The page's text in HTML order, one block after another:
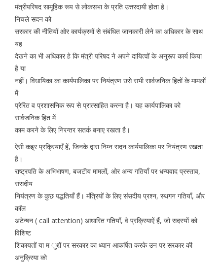
मंत्रीपरिषद सामूहिक रूप से लोकसभा के प्रति उत्तरदायी होता हे।
निचले सदन को
सरकार की नीतियों ओर कार्यक्रमों से संबंधित जानकारी लेने का अधिकार के साथ
यह
देखने का भी अधिकार हे कि मंत्री परिषद ने अपने दायित्वों के अनुरूप कार्य किया
है या
नहीं। विधायिका का कार्यपालिका पर नियंत्रण उसे सभी सार्वजनिक हितों के मामलों
में
प्रेरित व प्रशासनिक रूप से प्रात्साहित करना है। यह कार्यपालिका को
सार्वजनिक हित में
काम करने के लिए निरन्तर सतर्क बनाए रखता है।
ऐसी कइ्र प्रक्रियाएँ हें, जिनके द्वारा निम्न सदन कार्यपालिका पर नियंत्रण रखता
है।
राष्ट्रपति के अभिभाषण, बजटीय मामलों, ओर अन्य गतियाँ पर धन्यवाद प्रस्ताव,
संसदीय
नियंत्रण के कुछ पद्धतियाँ हैं। मंत्रियों के लिए संसदीय प्रश्न, स्थगन गतियाँ, और
काॅल
अटेन्षन ( call attention) आधारित गतियाँ, वे प्रक्रियाऐं हैं, जो सदस्यों को
विशिष्ट
शिकायतों या म ुद्दों पर सरकार का ध्यान आकर्षित करके उन पर सरकार की
अनुक्रिया को